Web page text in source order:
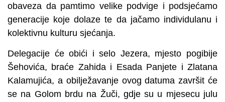
obaveza da pamtimo velike podvige i podsjećamo
generacije koje dolaze te da jačamo individulanu i
kolektivnu kulturu sjećanja.
Delegacije će obići i selo Jezera, mjesto pogibije
Šehovića, braće Zahida i Esada Panjete i Zlatana
Kalamujića, a obilježavanje ovog datuma završit će
se na Golom brdu na Žuči, gdje su u mjesecu julu